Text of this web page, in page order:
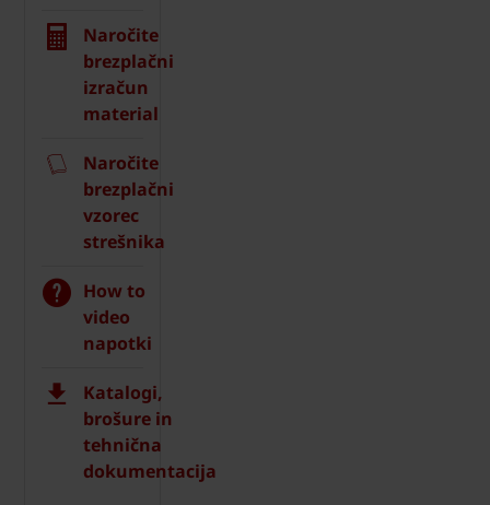
Naročite
brezplačni
izračun
material
Naročite
brezplačni
vzorec
strešnika
How to
video
napotki
Katalogi,
brošure in
tehnična
dokumentacija